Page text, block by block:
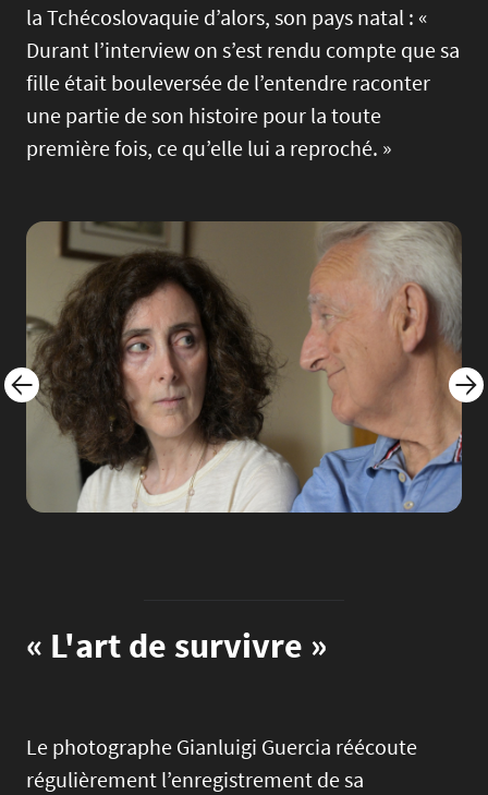
la Tchécoslovaquie d’alors, son pays natal : «
Durant l’interview on s’est rendu compte que sa
fille était bouleversée de l’entendre raconter
une partie de son histoire pour la toute
première fois, ce qu’elle lui a reproché. »
Image
« L'art de survivre »
Le photographe Gianluigi Guercia réécoute
régulièrement l’enregistrement de sa